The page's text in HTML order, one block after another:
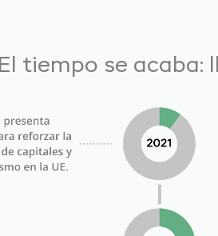
El tiempo se acaba: